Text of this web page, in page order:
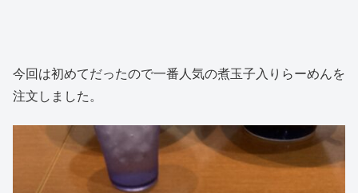
今回は初めてだったので一番人気の煮玉子入りらーめんを
注文しました。